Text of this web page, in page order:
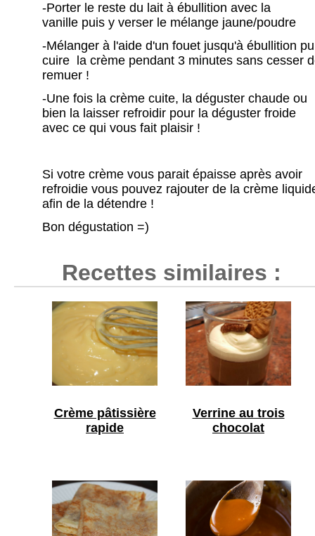
-Porter le reste du lait à ébullition avec la
vanille puis y verser le mélange jaune/poudre
-Mélanger à l'aide d'un fouet jusqu'à ébullition
cuire la crème pendant 3 minutes sans cesser
remuer !
-Une fois la crème cuite, la déguster chaude ou
bien la laisser refroidir pour la déguster froide
avec ce qui vous fait plaisir !
Si votre crème vous parait épaisse après avoir
refroidie vous pouvez rajouter de la crème
afin de la détendre !
Bon dégustation =)
Recettes similaires :
Crème pâtissière
rapide
Verrine au trois
chocolat